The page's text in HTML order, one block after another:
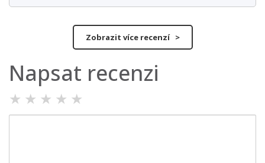
Zobrazit více recenzí >
Napsat recenzi
★ ★ ★ ★ ★